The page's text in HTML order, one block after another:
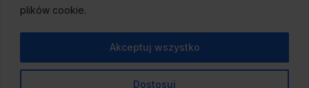
plików cookie.
Dostosuj
Akceptuj wszystko